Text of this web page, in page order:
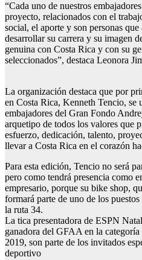
“Cada uno de nuestros
proyecto, relacionados con el
social, el aporte y son personas
desarrollar su carrera y su imagen
genuina con Costa Rica y con su
seleccionados”, destaca Leonora
La organización destaca que por
en Costa Rica, Kenneth Tencio, se
embajadores del Gran Fondo
arquetipo de todos los valores que
esfuerzo, dedicación, talento,
llevar a Costa Rica en el corazón
Para esta edición, Tencio no será
pero como tendrá presencia como
empresario, porque su bike shop,
formará parte de uno de los
la ruta 34.
La tica presentadora de ESPN
ganadora del GFAA en la
2019, son parte de los invitados
deportivo